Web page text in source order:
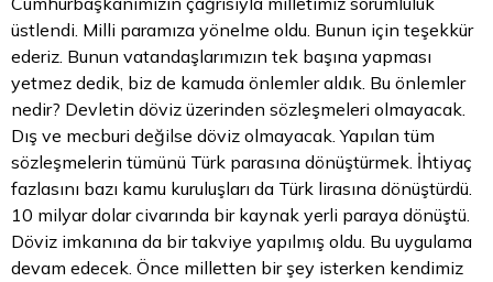
üstlendi. Milli paramıza yönelme oldu. Bunun için teşekkür
ederiz. Bunun vatandaşlarımızın tek başına yapması
yetmez dedik, biz de kamuda önlemler aldık. Bu önlemler
nedir? Devletin döviz üzerinden sözleşmeleri olmayacak.
Dış ve mecburi değilse döviz olmayacak. Yapılan tüm
sözleşmelerin tümünü Türk parasına dönüştürmek. İhtiyaç
fazlasını bazı kamu kuruluşları da Türk lirasına dönüştürdü.
10 milyar dolar civarında bir kaynak yerli paraya dönüştü.
Döviz imkanına da bir takviye yapılmış oldu. Bu uygulama
devam edecek. Önce milletten bir şey isterken kendimiz